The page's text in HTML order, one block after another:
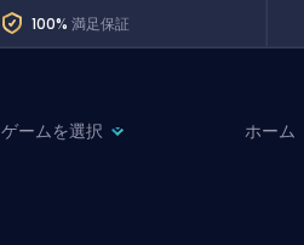
100% 満足保証
ゲームを選択 ホーム